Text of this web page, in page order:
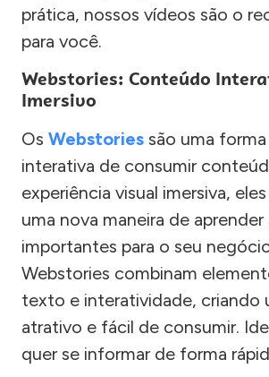
prática, nossos vídeos são o
para você.
Webstories: Conteúdo
Imersivo
Os Webstories são uma
interativa de consumir
experiência visual imersiva,
uma nova maneira de
importantes para o seu
Webstories combinam
texto e interatividade, criando
atrativo e fácil de consumir.
quer se informar de forma